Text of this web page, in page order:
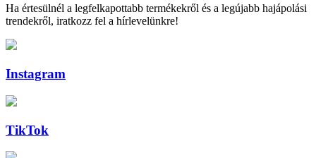
Ha értesülnél a legfelkapottabb termékekről és a legújabb hajápolási
trendekről, iratkozz fel a hírlevelünkre!
Instagram
TikTok